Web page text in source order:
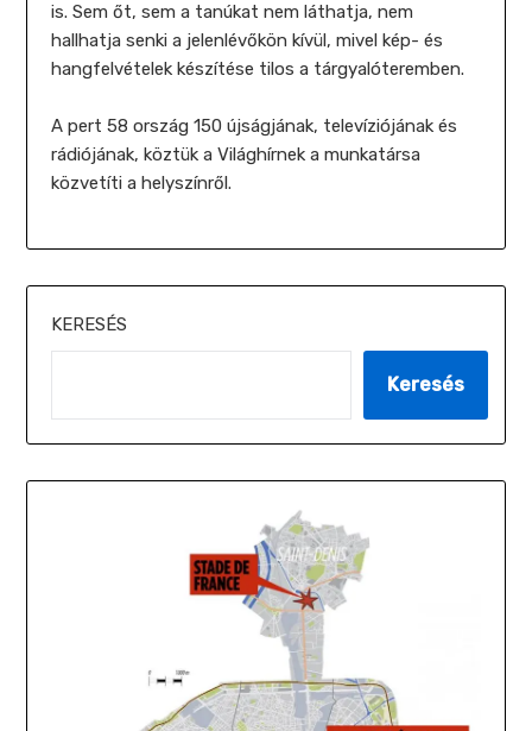
is. Sem őt, sem a tanúkat nem láthatja, nem
hallhatja senki a jelenlévőkön kívül, mivel kép- és
hangfelvételek készítése tilos a tárgyalóteremben.
A pert 58 ország 150 újságjának, televíziójának és
rádiójának, köztük a Világhírnek a munkatársa
közvetíti a helyszínről.
KERESÉS
Keresés